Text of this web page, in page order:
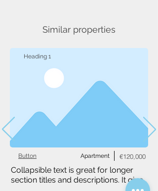
Similar properties
Heading 1
Apartment
Button €120,000
Collapsible text is great for longer
section titles and descriptions. It gives